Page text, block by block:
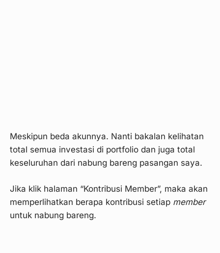
Meskipun beda akunnya. Nanti bakalan kelihatan
total semua investasi di portfolio dan juga total
keseluruhan dari nabung bareng pasangan saya.
Jika klik halaman “Kontribusi Member”, maka akan
memperlihatkan berapa kontribusi setiap member
untuk nabung bareng.